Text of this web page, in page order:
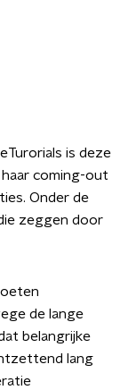
is deze
coming-out
Onder de
zeggen door
de lange
belangrijke
lang